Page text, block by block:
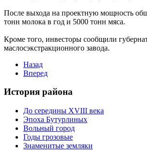
После выхода на проектную мощность
тонн молока в год и 5000 тонн мяса.
Кроме того, инвесторы сообщили
маслосэкстракционного завода.
Назад
Вперед
История района
До середины XVIII века
Эпоха Бутурлиных
Вольный город
Годы грозовые
Знаменитые земляки